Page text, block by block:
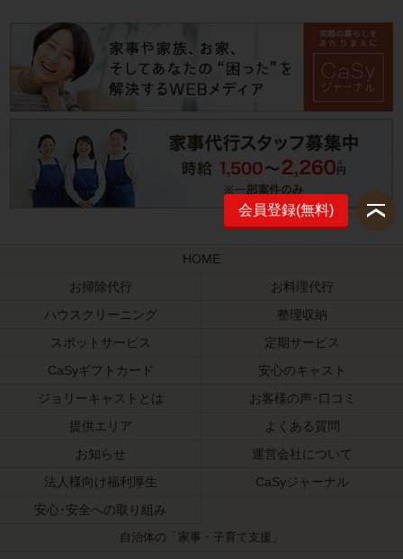
会員登録(無料)
HOME
お掃除代行
お料理代行
ハウスクリーニング
整理収納
スポットサービス
定期サービス
CaSyギフトカード
安心のキャスト
ジョリーキャストとは
お客様の声･口コミ
提供エリア
よくある質問
お知らせ
運営会社について
法人様向け福利厚生
CaSyジャーナル
安心･安全への取り組み
自治体の「家事・子育て支援」